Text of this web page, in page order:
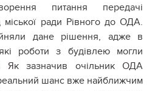
питання передачі
міської ради Рівного до ОДА.
дане рішення, адже в
роботи з будівлею могли
Як зазначив очільник ОДА
шанс вже найближчим